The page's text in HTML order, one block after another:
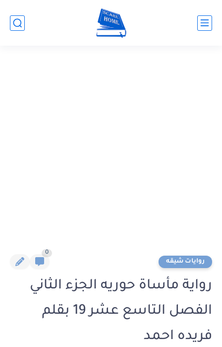
روايات شيقه
0
رواية مأساة حوريه الجزء الثاني
الفصل التاسع عشر 19 بقلم
فريده احمد